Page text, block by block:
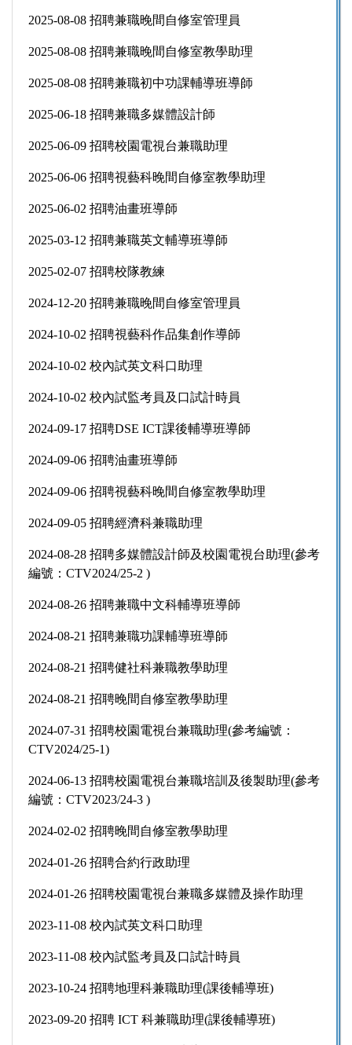
2025-08-08 招聘兼職晚間自修室管理員
2025-08-08 招聘兼職晚間自修室教學助理
2025-08-08 招聘兼職初中功課輔導班導師
2025-06-18 招聘兼職多媒體設計師
2025-06-09 招聘校園電視台兼職助理
2025-06-06 招聘視藝科晚間自修室教學助理
2025-06-02 招聘油畫班導師
2025-03-12 招聘兼職英文輔導班導師
2025-02-07 招聘校隊教練
2024-12-20 招聘兼職晚間自修室管理員
2024-10-02 招聘視藝科作品集創作導師
2024-10-02 校內試英文科口助理
2024-10-02 校內試監考員及口試計時員
2024-09-17 招聘DSE ICT課後輔導班導師
2024-09-06 招聘油畫班導師
2024-09-06 招聘視藝科晚間自修室教學助理
2024-09-05 招聘經濟科兼職助理
2024-08-28 招聘多媒體設計師及校園電視台助理(參考
編號：CTV2024/25-2 )
2024-08-26 招聘兼職中文科輔導班導師
2024-08-21 招聘兼職功課輔導班導師
2024-08-21 招聘健社科兼職教學助理
2024-08-21 招聘晚間自修室教學助理
2024-07-31 招聘校園電視台兼職助理(參考編號：
CTV2024/25-1)
2024-06-13 招聘校園電視台兼職培訓及後製助理(參考
編號：CTV2023/24-3 )
2024-02-02 招聘晚間自修室教學助理
2024-01-26 招聘合約行政助理
2024-01-26 招聘校園電視台兼職多媒體及操作助理
2023-11-08 校內試英文科口助理
2023-11-08 校內試監考員及口試計時員
2023-10-24 招聘地理科兼職助理(課後輔導班)
2023-09-20 招聘 ICT 科兼職助理(課後輔導班)